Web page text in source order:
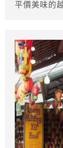
平價美味的